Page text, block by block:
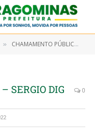
» CHAMAMENTO PÚBLICO Nº 0001/2022 (Contratação de entidade fechada de previdência complementar para prestar o serviço de administração de planos de benefícios previdenciários complementares a serem oferecidos aos servidores públicos tratados na Lei Municipal 1.078/2022)
SERGIO DIG 0